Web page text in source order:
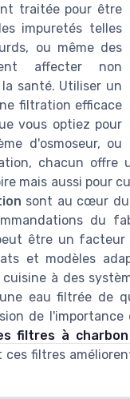
traitée pour être
impuretés telles
ou même des
affecter non
santé. Utiliser un
filtration efficace
vous optiez pour
d'osmoseur, ou
chacun
mais aussi pour
sont au cœur du
du
être un
et modèles
à des
eau filtrée de
de
filtres à
ces filtres